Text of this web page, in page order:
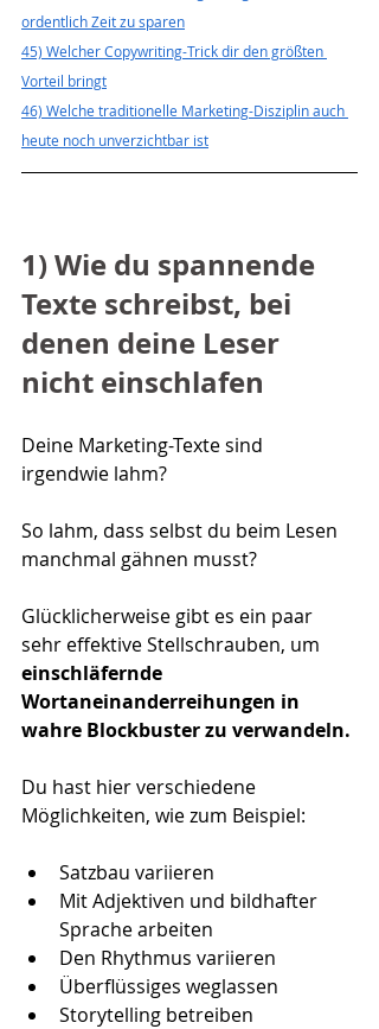
ordentlich Zeit zu sparen
45) Welcher Copywriting-Trick dir den größten
Vorteil bringt
46) Welche traditionelle Marketing-Disziplin auch
heute noch unverzichtbar ist
1) Wie du spannende
Texte schreibst, bei
denen deine Leser
nicht einschlafen
Deine Marketing-Texte sind
irgendwie lahm?
So lahm, dass selbst du beim Lesen
manchmal gähnen musst?
Glücklicherweise gibt es ein paar
sehr effektive Stellschrauben, um
einschläfernde
Wortaneinanderreihungen in
wahre Blockbuster zu verwandeln.
Du hast hier verschiedene
Möglichkeiten, wie zum Beispiel:
Satzbau variieren
Mit Adjektiven und bildhafter
Sprache arbeiten
Den Rhythmus variieren
Überflüssiges weglassen
Storytelling betreiben